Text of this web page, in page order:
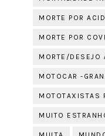
MORTE POR
MORTE POR
MORTE/DESEJO
MOTOCAR -
MOTOTAXISTAS
MUITO